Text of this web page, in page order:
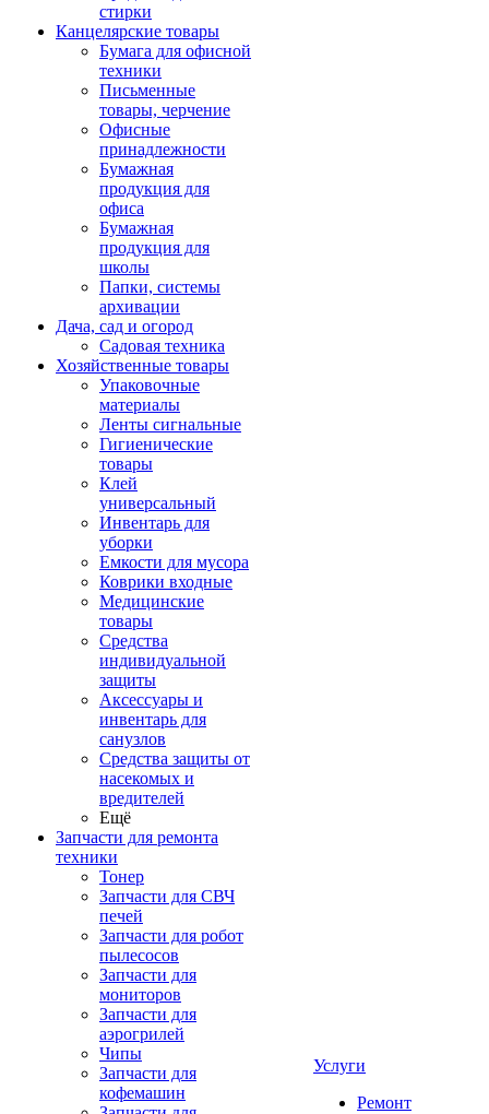
стирки
Канцелярские товары
Бумага для офисной
техники
Письменные
товары, черчение
Офисные
принадлежности
Бумажная
продукция для
офиса
Бумажная
продукция для
школы
Папки, системы
архивации
Дача, сад и огород
Садовая техника
Хозяйственные товары
Упаковочные
материалы
Ленты сигнальные
Гигиенические
товары
Клей
универсальный
Инвентарь для
уборки
Емкости для мусора
Коврики входные
Медицинские
товары
Средства
индивидуальной
защиты
Аксессуары и
инвентарь для
санузлов
Средства защиты от
насекомых и
вредителей
Ещё
Запчасти для ремонта
техники
Тонер
Запчасти для СВЧ
печей
Запчасти для робот
пылесосов
Запчасти для
мониторов
Запчасти для
аэрогрилей
Чипы
Запчасти для
кофемашин
Услуги
Ремонт